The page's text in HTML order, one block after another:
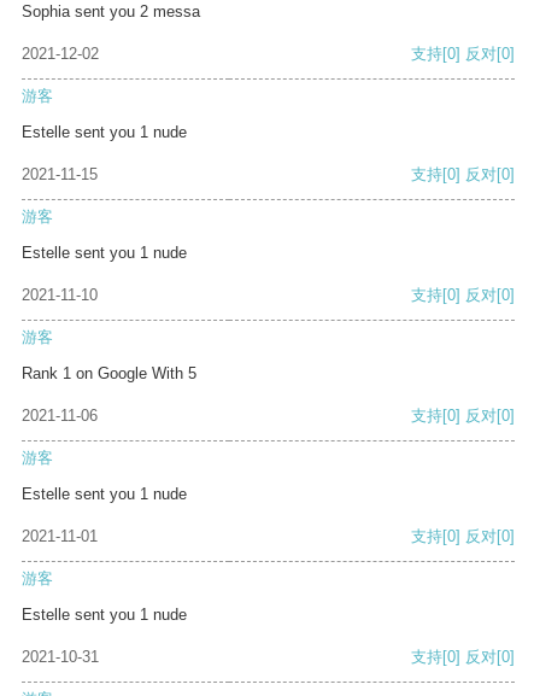
Sophia sent you 2 messa
2021-12-02 支持[0] 反对[0]
游客
Estelle sent you 1 nude
2021-11-15 支持[0] 反对[0]
游客
Estelle sent you 1 nude
2021-11-10 支持[0] 反对[0]
游客
Rank 1 on Google With 5
2021-11-06 支持[0] 反对[0]
游客
Estelle sent you 1 nude
2021-11-01 支持[0] 反对[0]
游客
Estelle sent you 1 nude
2021-10-31 支持[0] 反对[0]